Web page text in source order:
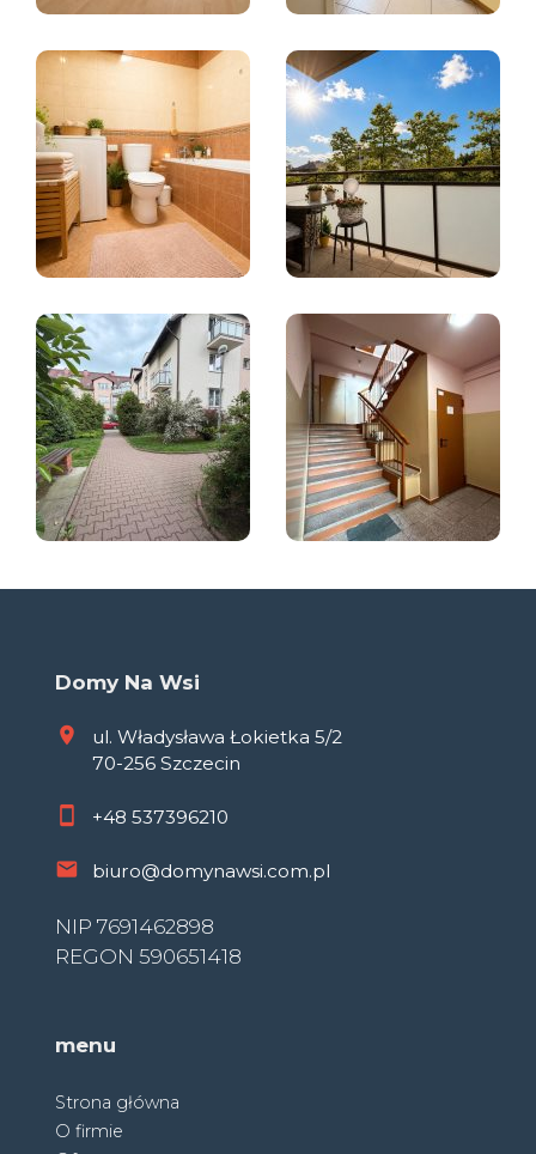
Domy Na Wsi
ul. Władysława Łokietka 5/2
70-256 Szczecin
+48 537396210
biuro@domynawsi.com.pl
NIP 7691462898
REGON 590651418
menu
Strona główna
O firmie